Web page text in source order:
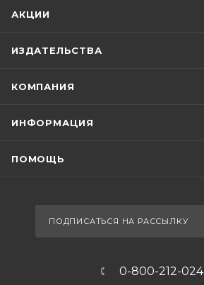
АКЦИИ
ИЗДАТЕЛЬСТВА
КОМПАНИЯ
ИНФОРМАЦИЯ
ПОМОЩЬ
ПОДПИСАТЬСЯ НА РАССЫЛКУ
0-800-212-024